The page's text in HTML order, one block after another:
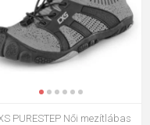
PURESTEP Női mezítlábas